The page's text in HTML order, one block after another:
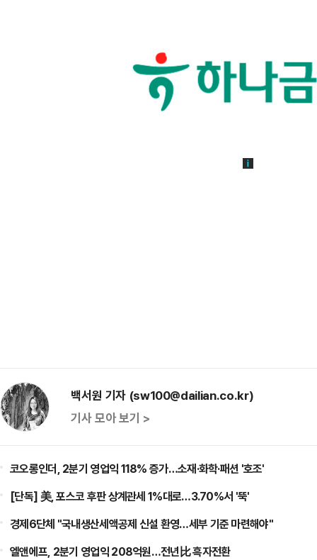
백서원 기자 (sw100@dailian.co.kr)
기사 모아 보기 >
코오롱인더, 2분기 영업익 118% 증가…소재·화학·패션 '호조'
[단독] 美, 포스코 후판 상계관세 1%대로…3.70%서 '뚝'
경제6단체 "국내생산세액공제 신설 환영…세부 기준 마련해야"
엘앤에프, 2분기 영업익 208억원…전년比 흑자전환